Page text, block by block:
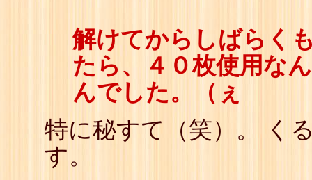
解けてからしばらく
たら、４０枚使用な
んでした。（ぇ
特に秘すて（笑）。 く
す。